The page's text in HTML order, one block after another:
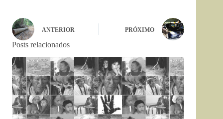
ANTERIOR PRÓXIMO
Posts relacionados